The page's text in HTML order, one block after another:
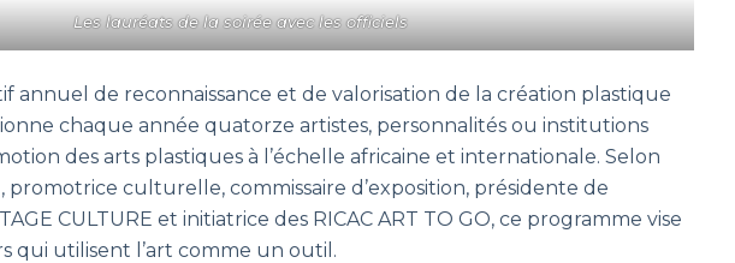
Les lauréats de la soirée avec les officiels
annuel de reconnaissance et de valorisation de la création plastique
chaque année quatorze artistes, personnalités ou institutions
des arts plastiques à l’échelle africaine et internationale. Selon
promotrice culturelle, commissaire d’exposition, présidente de
CULTURE et initiatrice des RICAC ART TO GO, ce programme vise
qui utilisent l’art comme un outil.